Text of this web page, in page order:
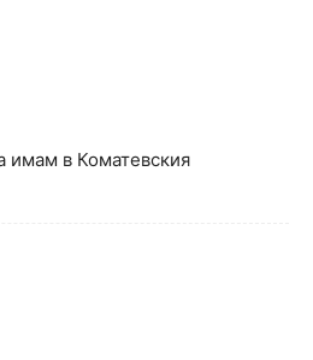
имам в Коматевския